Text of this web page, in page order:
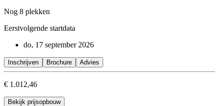
Nog 8 plekken
Eerstvolgende startdata
do, 17 september 2026
Inschrijven Brochure Advies
€ 1.012,46
Bekijk prijsopbouw